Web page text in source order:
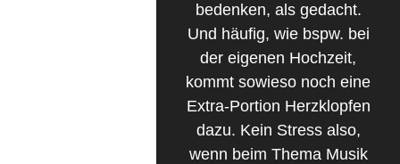
bedenken, als gedacht.
Und häufig, wie bspw. bei
der eigenen Hochzeit,
kommt sowieso noch eine
Extra-Portion Herzklopfen
dazu. Kein Stress also,
wenn beim Thema Musik